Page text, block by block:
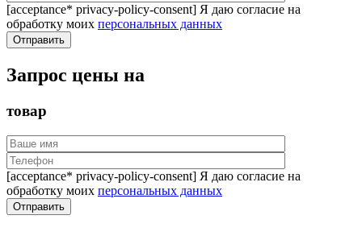
[acceptance* privacy-policy-consent] Я даю согласие на
обработку моих персональных данных
Запрос цены на
товар
[acceptance* privacy-policy-consent] Я даю согласие на
обработку моих персональных данных